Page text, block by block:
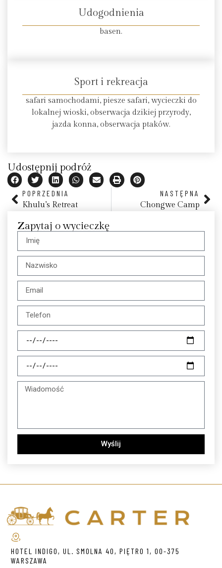
Udogodnienia
basen.
Sport i rekreacja
safari samochodami, piesze safari, wycieczki do
lokalnej wioski, obserwacja dzikiej przyrody,
jazda konna, obserwacja ptaków.
Udostępnij podróż
POPRZEDNIA
Khulu’s Retreat
NASTĘPNA
Chongwe Camp
Zapytaj o wycieczkę
Wyślij
HOTEL INDIGO, UL. SMOLNA 40, PIĘTRO 1, 00-375
WARSZAWA